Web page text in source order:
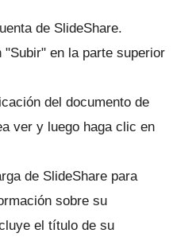
de SlideShare.
"Subir" en la parte superior
del documento de
ver y luego haga clic en
de SlideShare para
sobre su
el título de su